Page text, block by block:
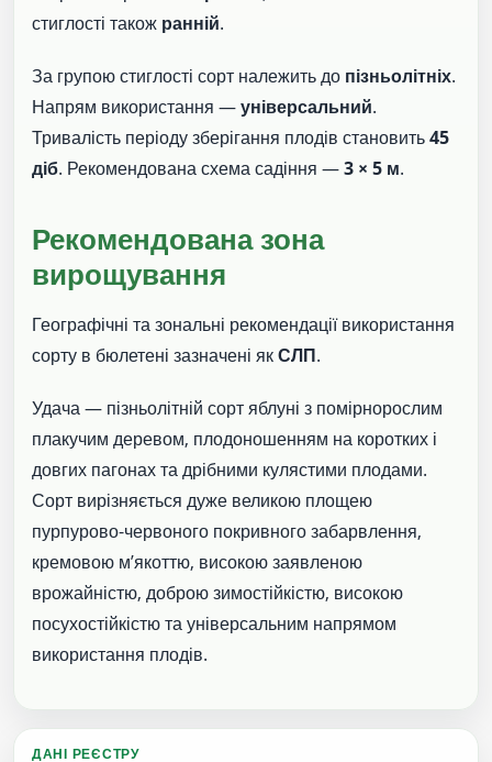
стиглості також ранній.
За групою стиглості сорт належить до пізньолітніх.
Напрям використання —універсальний.
Тривалість періоду зберігання плодів становить45
діб. Рекомендована схема садіння —3 × 5 м.
Рекомендована зона
вирощування
Географічні та зональні рекомендації використання
сорту в бюлетені зазначені якСЛП.
Удача — пізньолітній сорт яблуні з помірнорослим
плакучим деревом, плодоношенням на коротких і
довгих пагонах та дрібними кулястими плодами.
Сорт вирізняється дуже великою площею
пурпурово-червоного покривного забарвлення,
кремовою м’якоттю, високою заявленою
врожайністю, доброю зимостійкістю, високою
посухостійкістю та універсальним напрямом
використання плодів.
ДАНІ РЕЄСТРУ